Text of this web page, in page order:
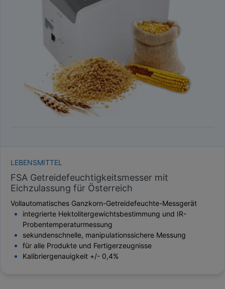
LEBENSMITTEL
FSA Getreidefeuchtigkeitsmesser mit
Eichzulassung für Österreich
Vollautomatisches Ganzkorn-Getreidefeuchte-Messgerät
integrierte Hektolitergewichtsbestimmung und IR-
Probentemperaturmessung
sekundenschnelle, manipulationssichere Messung
für alle Produkte und Fertigerzeugnisse
Kalibriergenauigkeit +/- 0,4%